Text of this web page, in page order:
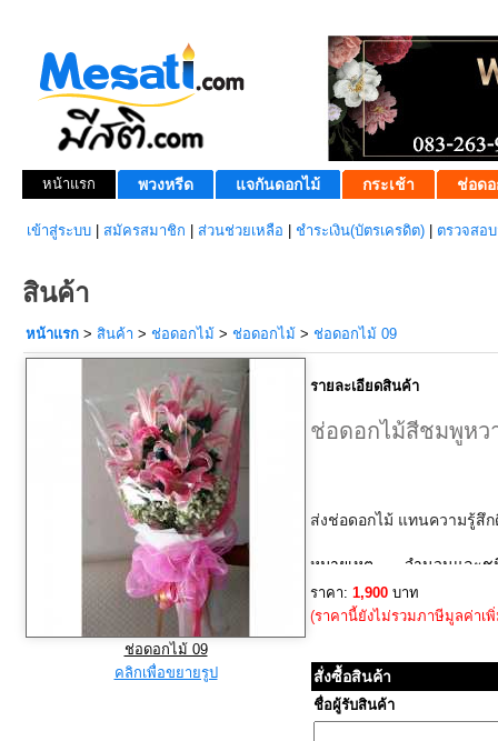
หน้าแรก พวงหรีด แจกันดอกไม้ กระเช้า ช่อดอ
เข้าสู่ระบบ สมัครสมาชิก ส่วนช่วยเหลือ ชำระเงิน(บัตรเครดิต) ตรวจสอ
สินค้า
หน้าแรก > สินค้า > ช่อดอกไม้ > ช่อดอกไม้ > ช่อดอกไม้ 09
ช่อดอกไม้ 09
คลิกเพื่อขยายรูป
รายละเอียดสินค้า
ช่อดอกไม้สีชมพูหว
ส่งช่อดอกไม้ แทนความรู้สึ
หมายเหตุ จำนวนและชนิ
ฤดูกาล ทางร้านขอสงว
ความเหมาะสม โดยไม่ต้อ
ให้คุณภาพของสินค้าโดยร
- กรุณาสั่งซื้อล่วงหน้าอย่
กำหนดเวลาจัดส่ง พร้อ
ชัดเจน หากมีแผนที่
ราคา: 1,900 บาท
(ราคานี้ยังไม่รวมภาษีมูลค่าเ
สั่งซื้อสินค้า
ชื่อผู้รับสินค้า